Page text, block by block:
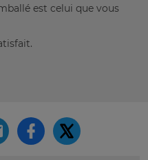
est celui que vous